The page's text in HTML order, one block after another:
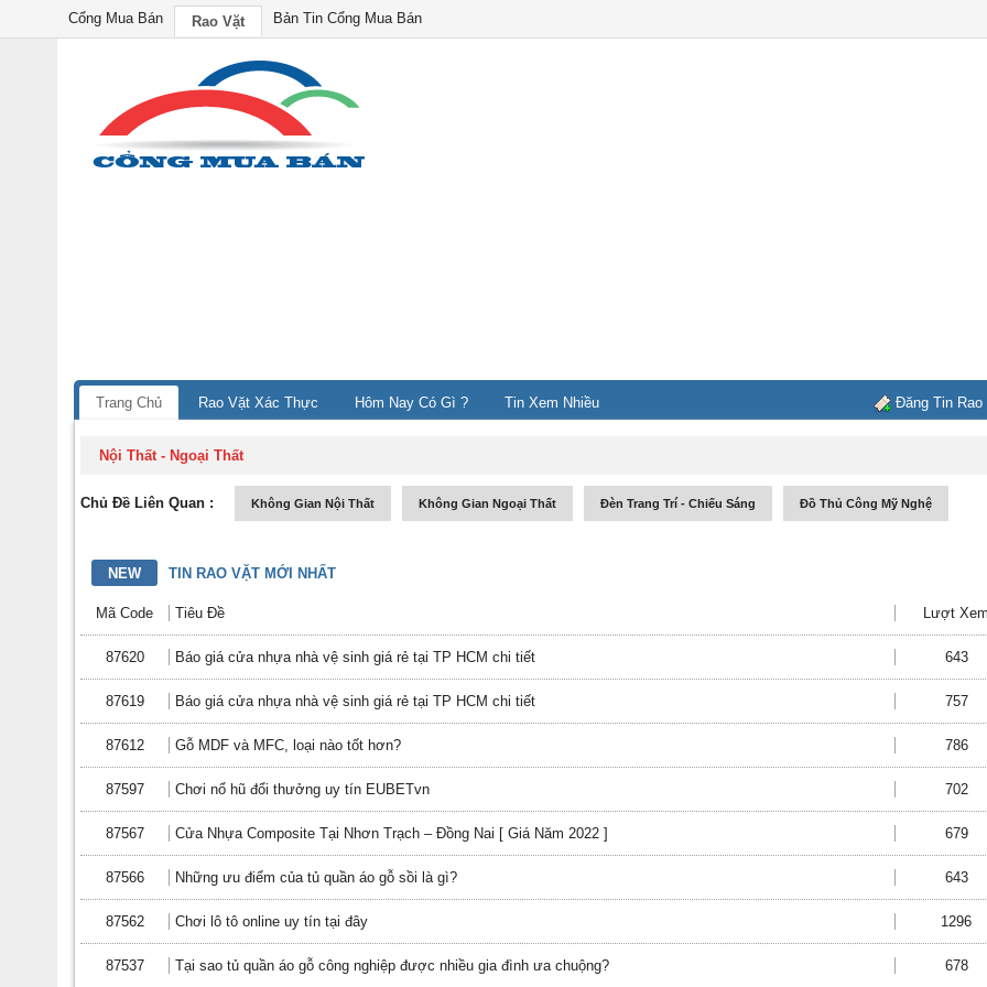
Cổng Mua Bán Rao Vặt Bản Tin Cổng Mua Bán
Trang Chủ Rao Vặt Xác Thực Hôm Nay Có Gì ? Tin Xem Nhiều Đăng Tin Rao
Nội Thất - Ngoại Thất
Chủ Đề Liên Quan : Không Gian Nội Thất Không Gian Ngoại Thất Đèn Trang Trí - Chiếu Sáng Đồ Thủ Công Mỹ Nghệ
NEW TIN RAO VẶT MỚI NHẤT
Mã Code Tiêu Đề Lượt
87620 Báo giá cửa nhựa nhà vệ sinh giá rẻ tại TP HCM chi tiết 643
87619 Báo giá cửa nhựa nhà vệ sinh giá rẻ tại TP HCM chi tiết 757
87612 Gỗ MDF và MFC, loại nào tốt hơn? 786
87597 Chơi nổ hũ đổi thưởng uy tín EUBETvn 702
87567 Cửa Nhựa Composite Tại Nhơn Trạch – Đồng Nai [ Giá Năm 2022 ] 679
87566 Những ưu điểm của tủ quần áo gỗ sồi là gì? 643
87562 Chơi lô tô online uy tín tại đây 1296
87537 Tại sao tủ quần áo gỗ công nghiệp được nhiều gia đình ưa chuộng? 678